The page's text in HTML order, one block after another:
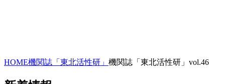
HOME機関誌「東北活性研」 機関誌「東北活性研」vol.46